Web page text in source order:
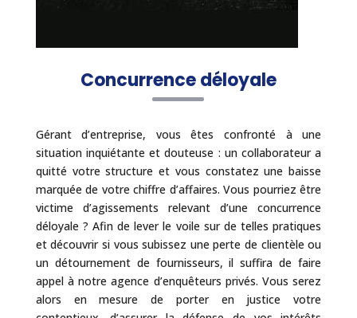
Concurrence déloyale
Gérant d’entreprise, vous êtes confronté à une
situation inquiétante et douteuse : un collaborateur a
quitté votre structure et vous constatez une baisse
marquée de votre chiffre d’affaires. Vous pourriez être
victime d’agissements relevant d’une concurrence
déloyale ? Afin de lever le voile sur de telles pratiques
et découvrir si vous subissez une perte de clientèle ou
un détournement de fournisseurs, il suffira de faire
appel à notre agence d’enquêteurs privés. Vous serez
alors en mesure de porter en justice votre